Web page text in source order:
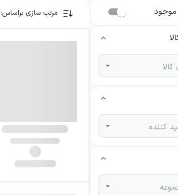
موجود
کننده
مرتب سازی براساس: